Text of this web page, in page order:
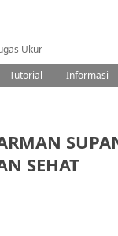
Ukur
Tutorial Informasi
SEHAT